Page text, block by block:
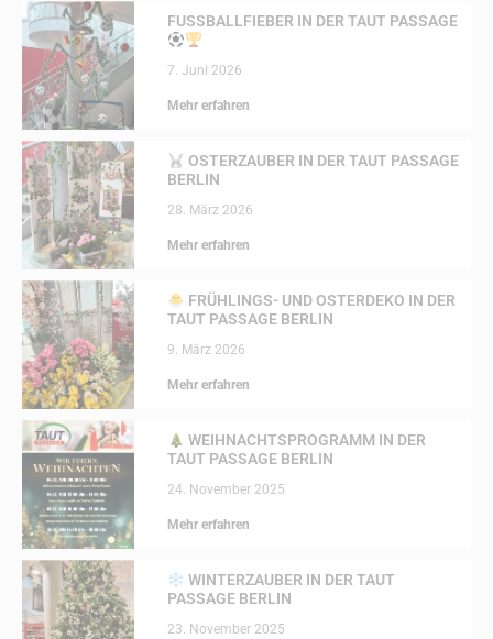
FUSSBALLFIEBER IN DER TAUT PASSAGE
7. Juni 2026
Mehr erfahren
OSTERZAUBER IN DER TAUT PASSAGE
BERLIN
28. März 2026
Mehr erfahren
FRÜHLINGS- UND OSTERDEKO IN DER
TAUT PASSAGE BERLIN
9. März 2026
Mehr erfahren
WEIHNACHTSPROGRAMM IN DER
TAUT PASSAGE BERLIN
24. November 2025
Mehr erfahren
WINTERZAUBER IN DER TAUT
PASSAGE BERLIN
23. November 2025